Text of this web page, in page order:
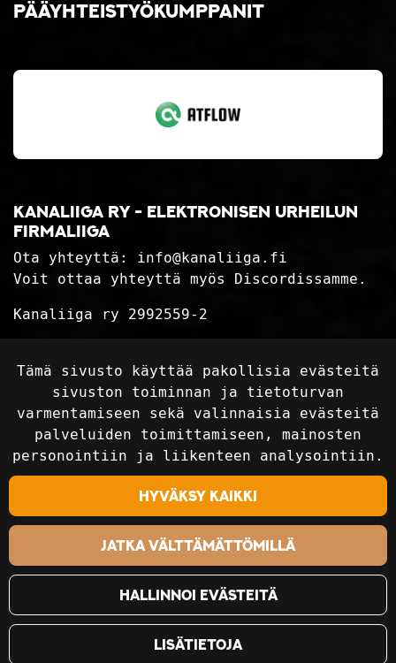
Tämä sivusto käyttää pakollisia evästeitä
sivuston toiminnan ja tietoturvan
varmentamiseen sekä valinnaisia evästeitä
palveluiden toimittamiseen, mainosten
personointiin ja liikenteen analysointiin.
Hyväksy kaikki
Jatka välttämättömillä
Hallinnoi evästeitä
Lisätietoja
Kanaliiga ry - elektronisen urheilun
firmaliiga
Ota yhteyttä: info@kanaliiga.fi
Voit ottaa yhteyttä myös Discordissamme.
Kanaliiga ry 2992559-2
Toimitusehdot
Seuraa sosiaalisessa mediassa
Pääyhteistyökumppanit